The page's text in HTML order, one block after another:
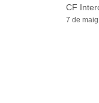
CF
7 de